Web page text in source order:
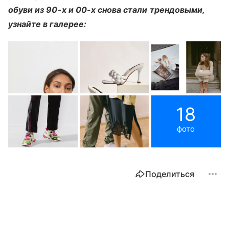
обуви из 90-х и 00-х снова стали трендовыми,
узнайте в галерее:
18
фото
Поделиться